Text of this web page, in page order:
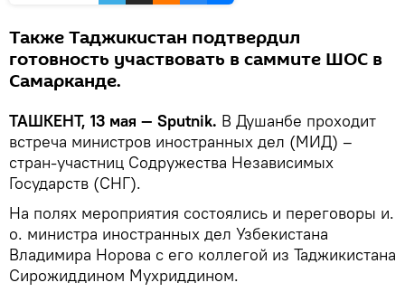
Также Таджикистан подтвердил
готовность участвовать в саммите ШОС в
Самарканде.
ТАШКЕНТ, 13 мая — Sputnik. В Душанбе проходит
встреча министров иностранных дел (МИД) –
стран-участниц Содружества Независимых
Государств (СНГ).
На полях мероприятия состоялись и переговоры и.
о. министра иностранных дел Узбекистана
Владимира Норова с его коллегой из Таджикистана
Сирожиддином Мухриддином.